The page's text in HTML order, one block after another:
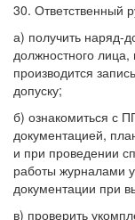
30. Ответственный
а) получить наряд-
должностного
производится
допуску;
б) ознакомиться с
документацией,
и при проведении
работы журналами
документации при
в) проверить